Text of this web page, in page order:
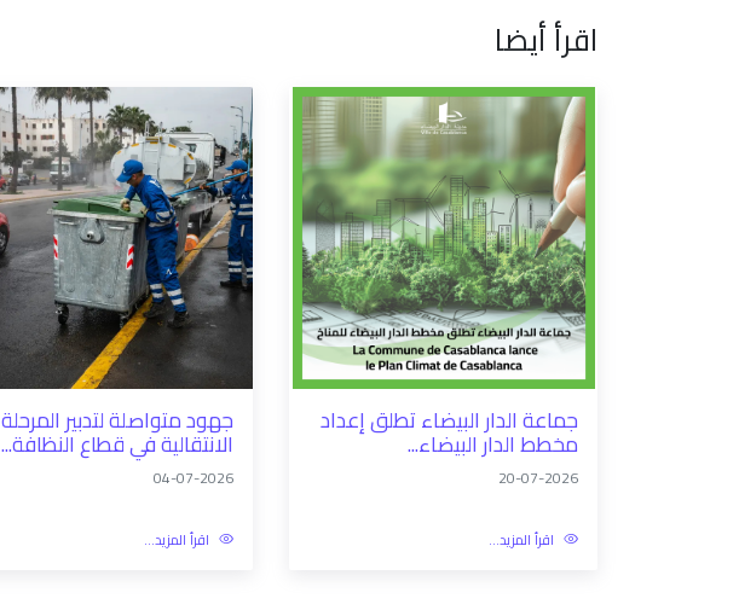
اقرأ أيضا
جماعة الدار البيضاء تطلق إعداد
مخطط الدار البيضاء...
20-07-2026
اقرأ المزيد...
جهود متواصلة لتدبير المرحلة
الانتقالية في قطاع النظافة...
04-07-2026
اقرأ المزيد...